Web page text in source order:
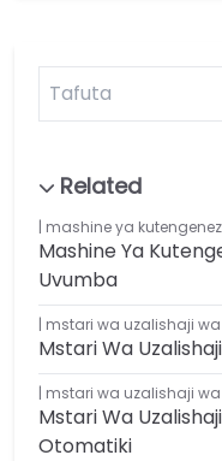
mashine ya
Mashine Ya
Uvumba
mstari wa uzalishaji
Mstari Wa
mstari wa uzalishaji
Mstari Wa
Otomatiki